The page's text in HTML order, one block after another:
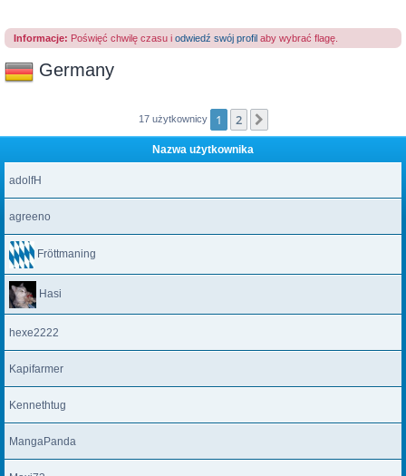
Informacje: Poświęć chwilę czasu i odwiedź swój profil aby wybrać flagę.
Germany
17 użytkownicy 1 2
Nazwa użytkownika
adolfH
agreeno
Fröttmaning
Hasi
hexe2222
Kapifarmer
Kennethtug
MangaPanda